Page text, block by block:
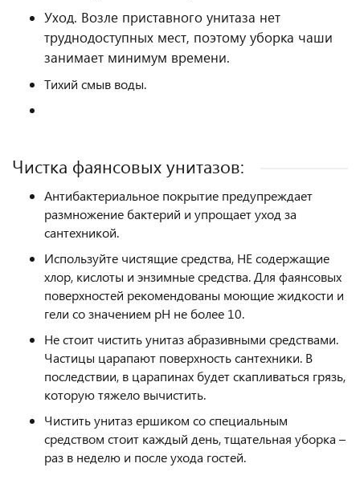
Уход. Возле приставного унитаза нет
труднодоступных мест, поэтому уборка чаши
занимает минимум времени.
Тихий смыв воды.
Чистка фаянсовых унитазов:
Антибактериальное покрытие предупреждает
размножение бактерий и упрощает уход за
сантехникой.
Используйте чистящие средства, НЕ содержащие
хлор, кислоты и энзимные средства. Для фаянсовых
поверхностей рекомендованы моющие жидкости и
гели со значением pH не более 10.
Не стоит чистить унитаз абразивными средствами.
Частицы царапают поверхность сантехники. В
последствии, в царапинах будет скапливаться грязь,
которую тяжело вычистить.
Чистить унитаз ершиком со специальным
средством стоит каждый день, тщательная уборка –
раз в неделю и после ухода гостей.